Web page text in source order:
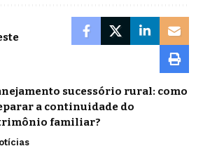
sucessório rural: como
a continuidade do
familiar?